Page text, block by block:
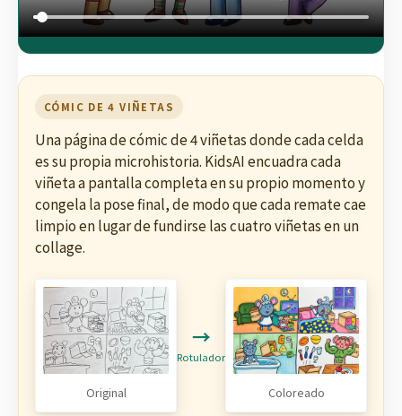
CÓMIC DE 4 VIÑETAS
Una página de cómic de 4 viñetas donde cada celda
es su propia microhistoria. KidsAI encuadra cada
viñeta a pantalla completa en su propio momento y
congela la pose final, de modo que cada remate cae
limpio en lugar de fundirse las cuatro viñetas en un
collage.
Original
→
Rotulador
Coloreado